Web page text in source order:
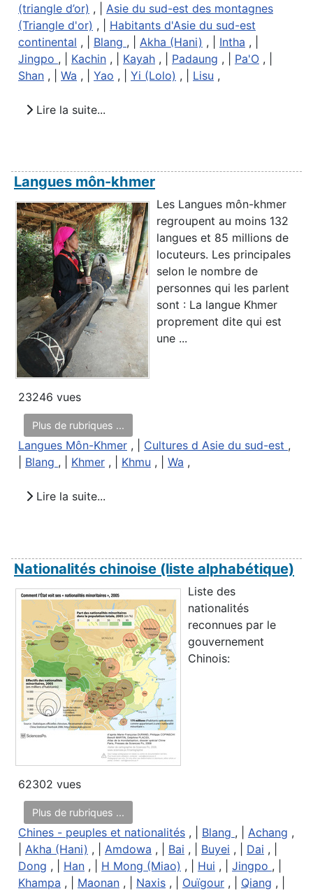
(triangle d’or) , | Asie du sud-est des montagnes
(Triangle d'or) , | Habitants d'Asie du sud-est
continental , | Blang , | Akha (Hani) , | Intha , |
Jingpo , | Kachin , | Kayah , | Padaung , | Pa'O , |
Shan , | Wa , | Yao , | Yi (Lolo) , | Lisu ,
Lire la suite...
Langues môn-khmer
Les Langues môn-khmer
regroupent au moins 132
langues et 85 millions de
locuteurs. Les principales
selon le nombre de
personnes qui les parlent
sont : La langue Khmer
proprement dite qui est
une ...
23246 vues
Plus de rubriques ...
Langues Môn-Khmer , | Cultures d Asie du sud-est ,
Blang , | Khmer , | Khmu , | Wa ,
Lire la suite...
Nationalités chinoise (liste alphabétique)
Liste des
nationalités
reconnues par le
gouvernement
Chinois:
62302 vues
Plus de rubriques ...
Chines - peuples et nationalités , | Blang , | Achang ,
Akha (Hani) , | Amdowa , | Bai , | Buyei , | Dai , |
Dong , | Han , | H Mong (Miao) , | Hui , | Jingpo , |
Khampa , | Maonan , | Naxis , | Ouïgour , | Qiang , |